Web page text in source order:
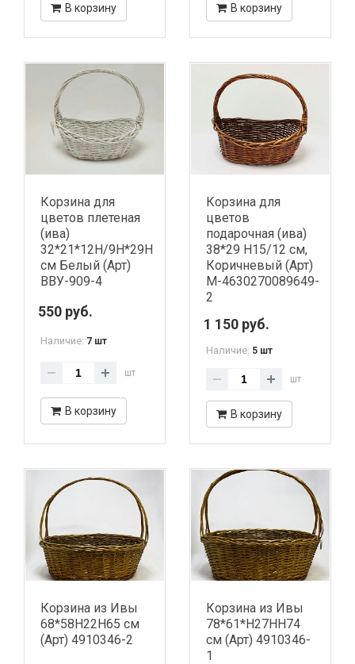
В корзину В корзину
Корзина для
цветов плетеная
(ива)
32*21*12H/9H*29H
см Белый (Арт)
ВВУ-909-4
550 руб.
Наличие: 7 шт
шт
В корзину
Корзина для
цветов
подарочная (ива)
38*29 H15/12 см,
Коричневый (Арт)
М-4630270089649-
2
1 150 руб.
Наличие: 5 шт
шт
В корзину
Корзина из Ивы
68*58Н22Н65 см
(Арт) 4910346-2
Корзина из Ивы
78*61*H27HH74
см (Арт) 4910346-
1